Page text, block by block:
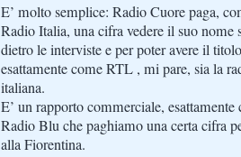
E’ molto semplice: Radio Cuore paga,
Radio Italia, una cifra vedere il suo nome
dietro le interviste e per poter avere il
esattamente come RTL , mi pare, sia la
italiana.
E’ un rapporto commerciale,
Radio Blu che paghiamo una certa cifra
alla Fiorentina.